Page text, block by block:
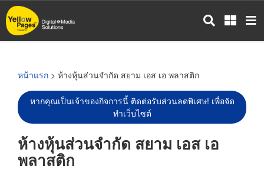
ข้าม
ไป
หน้าแรก > ห้างหุ้นส่วนจำกัด สยาม เอส เอ พลาสติก
หากคุณเป็นเจ้าของกิจการนี้ ติดต่อรับส่วนลดพิเศษ! เพื่อจัด
ทำเว็บไซต์
ห้างหุ้นส่วนจำกัด สยาม เอส เอ
พลาสติก